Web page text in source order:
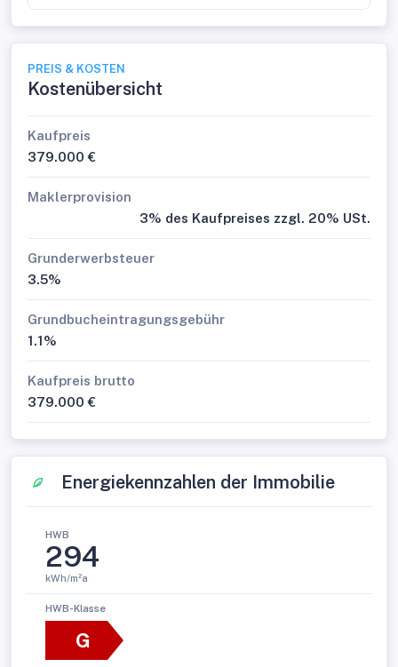
PREIS & KOSTEN
Kostenübersicht
Kaufpreis
379.000 €
Maklerprovision
3% des Kaufpreises zzgl. 20% USt.
Grunderwerbsteuer
3.5%
Grundbucheintragungsgebühr
1.1%
Kaufpreis brutto
379.000 €
Energiekennzahlen der Immobilie
HWB
294
kWh/m²a
HWB-Klasse
G